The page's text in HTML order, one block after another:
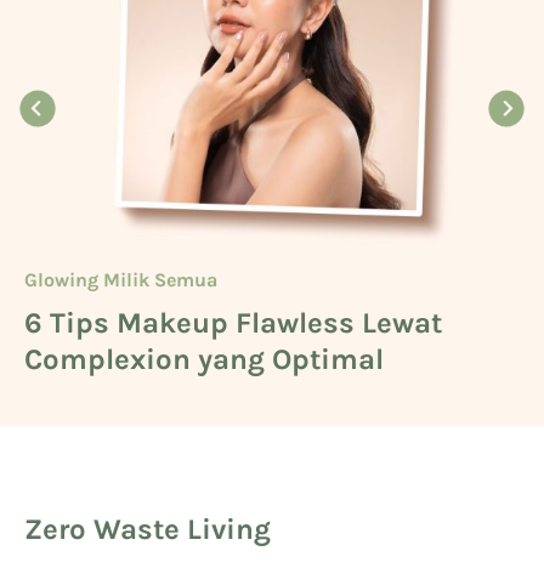
Glowing Milik Semua
6 Tips Makeup Flawless Lewat
Complexion yang Optimal
Beauty
Cara Mengetahui Warna Kulit
Kuning Langsat
Glowing Milik Semua
5 Deretan Basic Skincare untuk
Cowok
Zero Waste Living